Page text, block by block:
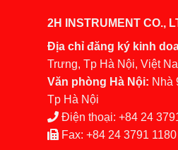
2H INSTRUMENT CO.,
Địa chỉ đăng ký kinh
Trưng, Tp Hà Nội, Việt
Văn phòng Hà Nội: Nhà
Tp Hà Nội
Điện thoại: +84 24
Fax: +84 24 3791 1180